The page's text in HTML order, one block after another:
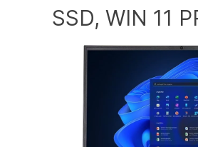
SSD, WIN 11